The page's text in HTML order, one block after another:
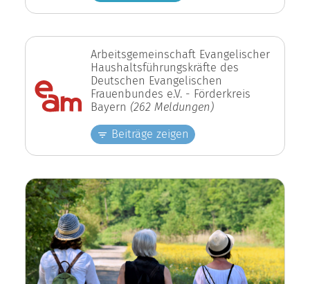
Arbeitsgemeinschaft Evangelischer
Haushaltsführungskräfte des
Deutschen Evangelischen
Frauenbundes e.V. - Förderkreis
Bayern (262 Meldungen)
Beiträge zeigen